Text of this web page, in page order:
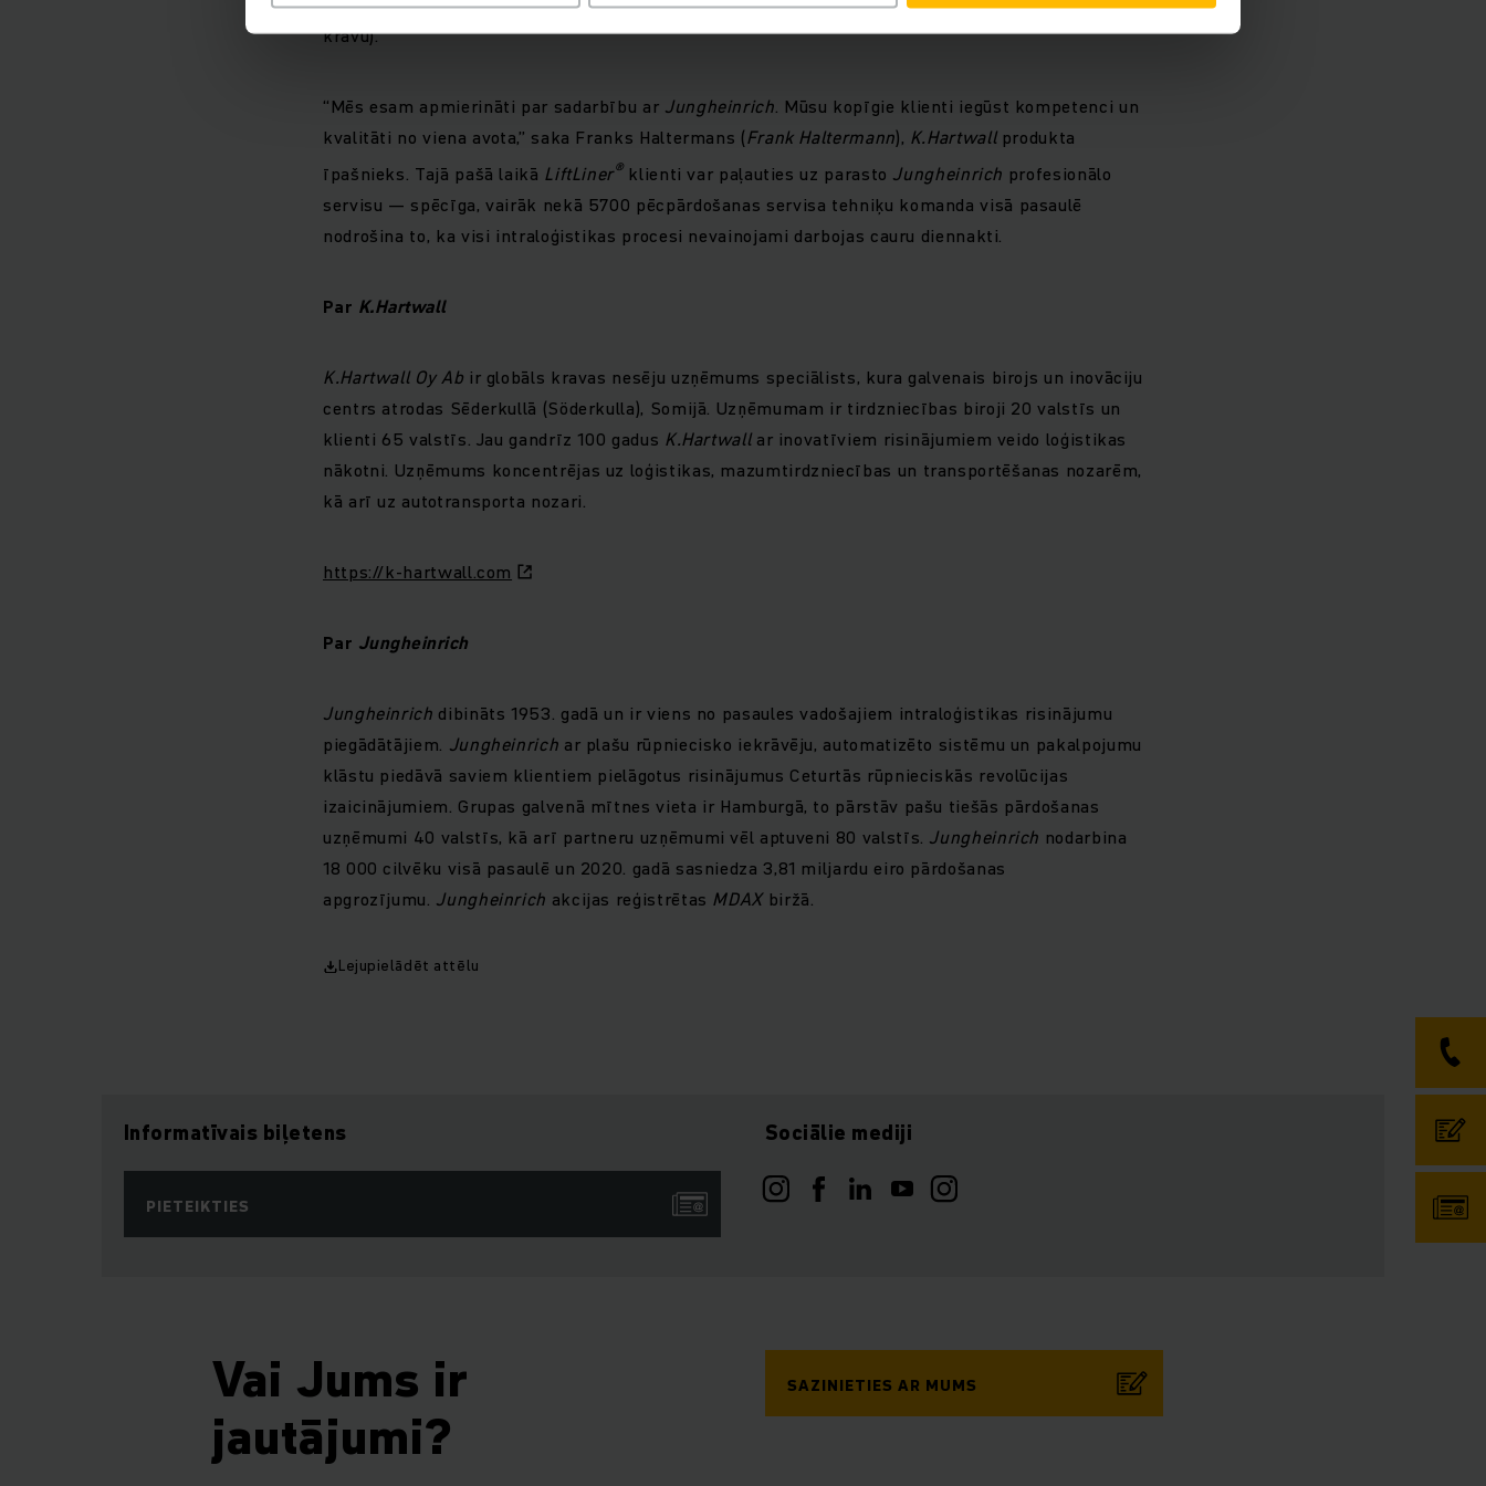
kravu).
“Mēs esam apmierināti par sadarbību ar Jungheinrich. Mūsu kopīgie klienti iegūst kompetenci un
kvalitāti no viena avota,” saka Franks Haltermans (Frank Haltermann), K.Hartwallprodukta
īpašnieks. Tajā pašā laikā LiftLiner®klienti var paļauties uz parasto Jungheinrich profesionālo
servisu — spēcīga, vairāk nekā 5700 pēcpārdošanas servisa tehniķu komanda visā pasaulē
nodrošina to, ka visi intraloģistikas procesi nevainojami darbojas cauru diennakti.
Par K.Hartwall
K.Hartwall Oy Ab ir globāls kravas nesēju uzņēmums speciālists, kura galvenais birojs un inovāciju
centrs atrodas Sēderkullā (Söderkulla), Somijā. Uzņēmumam ir tirdzniecības biroji 20 valstīs un
klienti 65 valstīs. Jau gandrīz 100 gadus K.Hartwallar inovatīviem risinājumiem veido loģistikas
nākotni. Uzņēmums koncentrējas uz loģistikas, mazumtirdzniecības un transportēšanas nozarēm,
kā arī uz autotransporta nozari.
https://k-hartwall.com
Par Jungheinrich
Jungheinrich dibināts 1953. gadā un ir viens no pasaules vadošajiem intraloģistikas risinājumu
piegādātājiem. Jungheinrich ar plašu rūpniecisko iekrāvēju, automatizēto sistēmu un pakalpojumu
klāstu piedāvā saviem klientiem pielāgotus risinājumus Ceturtās rūpnieciskās revolūcijas
izaicinājumiem. Grupas galvenā mītnes vieta ir Hamburgā, to pārstāv pašu tiešās pārdošanas
uzņēmumi 40 valstīs, kā arī partneru uzņēmumi vēl aptuveni 80 valstīs. Jungheinrich nodarbina
18 000 cilvēku visā pasaulē un 2020. gadā sasniedza 3,81 miljardu eiro pārdošanas
apgrozījumu. Jungheinrich akcijas reģistrētas MDAXbiržā.
Lejupielādēt attēlu
Informatīvais biļetens
PIETEIKTIES
Sociālie mediji
Vai Jums ir
jautājumi?
SAZINIETIES AR MUMS